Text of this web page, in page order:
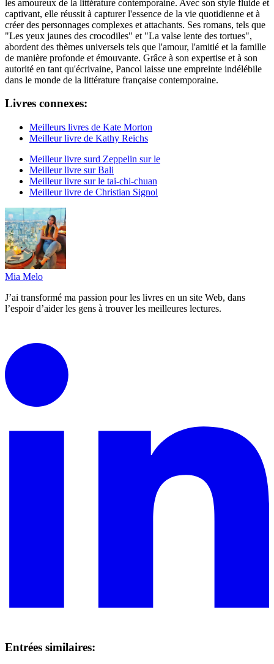
les amoureux de la littérature contemporaine. Avec son style fluide et
captivant, elle réussit à capturer l'essence de la vie quotidienne et à
créer des personnages complexes et attachants. Ses romans, tels que
"Les yeux jaunes des crocodiles" et "La valse lente des tortues",
abordent des thèmes universels tels que l'amour, l'amitié et la famille
de manière profonde et émouvante. Grâce à son expertise et à son
autorité en tant qu'écrivaine, Pancol laisse une empreinte indélébile
dans le monde de la littérature française contemporaine.
Livres connexes:
Meilleurs livres de Kate Morton
Meilleur livre de Kathy Reichs
Meilleur livre surd Zeppelin sur le
Meilleur livre sur Bali
Meilleur livre sur le tai-chi-chuan
Meilleur livre de Christian Signol
Mia Melo
J’ai transformé ma passion pour les livres en un site Web, dans
l’espoir d’aider les gens à trouver les meilleures lectures.
Entrées similaires: